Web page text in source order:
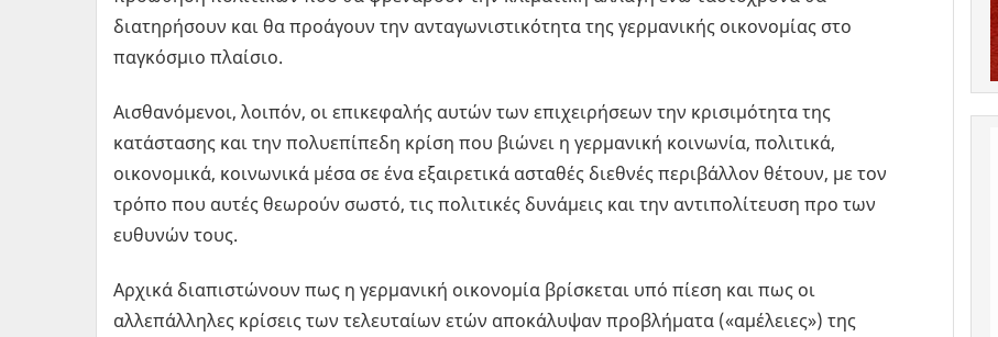
διατηρήσουν και θα προάγουν την ανταγωνιστικότητα της γερμανικής οικονομίας στο
παγκόσμιο πλαίσιο.
Αισθανόμενοι, λοιπόν, οι επικεφαλής αυτών των επιχειρήσεων την κρισιμότητα της
κατάστασης και την πολυεπίπεδη κρίση που βιώνει η γερμανική κοινωνία, πολιτικά,
οικονομικά, κοινωνικά μέσα σε ένα εξαιρετικά ασταθές διεθνές περιβάλλον θέτουν, με τον
τρόπο που αυτές θεωρούν σωστό, τις πολιτικές δυνάμεις και την αντιπολίτευση προ των
ευθυνών τους.
Αρχικά διαπιστώνουν πως η γερμανική οικονομία βρίσκεται υπό πίεση και πως οι
αλλεπάλληλες κρίσεις των τελευταίων ετών αποκάλυψαν προβλήματα («αμέλειες») της